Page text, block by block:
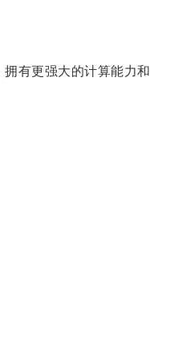
有更强大的计算能力和